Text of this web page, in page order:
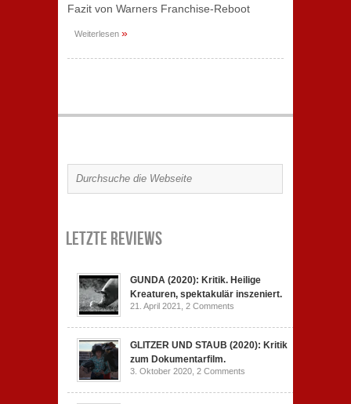
Fazit von Warners Franchise-Reboot
Weiterlesen »
Letzte Reviews
GUNDA (2020): Kritik. Heilige
Kreaturen, spektakulär inszeniert.
21. April 2021, 2 Comments
GLITZER UND STAUB (2020): Kritik
zum Dokumentarfilm.
3. Oktober 2020, 2 Comments